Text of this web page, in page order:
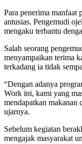
Para penerima manfaat
antusias. Pengemudi
mengaku terbantu
Salah seorang
menyampaikan terima
terkadang ia tidak
“Dengan adanya
Work ini, kami yang
mendapatkan makanan
ujarnya.
Sebelum kegiatan
mengajak masyarakat